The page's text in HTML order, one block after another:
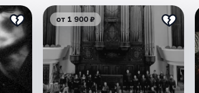
от 1 900 ₽